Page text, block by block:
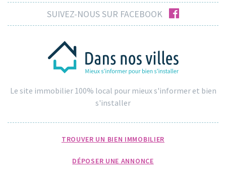
SUIVEZ-NOUS SUR FACEBOOK facebook
Le site immobilier 100% local pour mieux s'informer et bien
s'installer
TROUVER UN BIEN IMMOBILIER
DÉPOSER UNE ANNONCE